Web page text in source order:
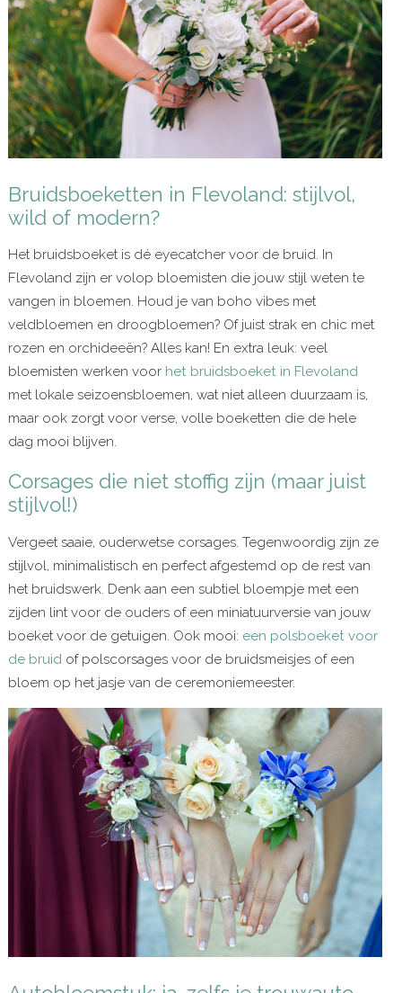
Bruidsboeketten in Flevoland: stijlvol,
wild of modern?
Het bruidsboeket is dé eyecatcher voor de bruid. In
Flevoland zijn er volop bloemisten die jouw stijl weten te
vangen in bloemen. Houd je van boho vibes met
veldbloemen en droogbloemen? Of juist strak en chic met
rozen en orchideeën? Alles kan! En extra leuk: veel
bloemisten werken voor het bruidsboeket in Flevoland
met lokale seizoensbloemen, wat niet alleen duurzaam is,
maar ook zorgt voor verse, volle boeketten die de hele
dag mooi blijven.
Corsages die niet stoffig zijn (maar juist
stijlvol!)
Vergeet saaie, ouderwetse corsages. Tegenwoordig zijn ze
stijlvol, minimalistisch en perfect afgestemd op de rest van
het bruidswerk. Denk aan een subtiel bloempje met een
zijden lint voor de ouders of een miniatuurversie van jouw
boeket voor de getuigen. Ook mooi: een polsboeket voor
de bruid of polscorsages voor de bruidsmeisjes of een
bloem op het jasje van de ceremoniemeester.